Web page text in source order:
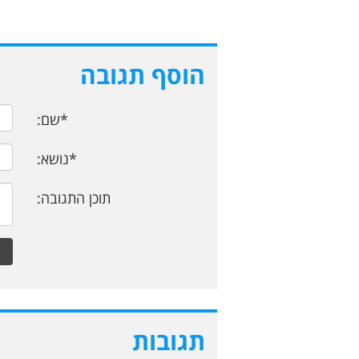
הוסף תגובה
*שם:
*נושא:
תוכן התגובה:
תגובות